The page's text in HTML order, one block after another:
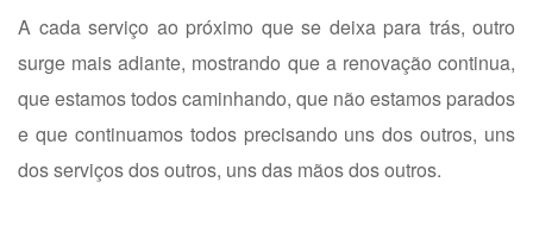
A cada serviço ao próximo que se deixa para trás, outro
surge mais adiante, mostrando que a renovação continua,
que estamos todos caminhando, que não estamos parados
e que continuamos todos precisando uns dos outros, uns
dos serviços dos outros, uns das mãos dos outros.